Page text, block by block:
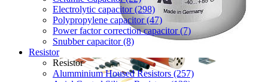
Electrolytic capacitor (298)
Polypropylene capacitor (47)
Power factor correction capacitor (7)
Snubber capacitor (8)
Resistor
Resistor
Alumminium Housed Resistors (257)